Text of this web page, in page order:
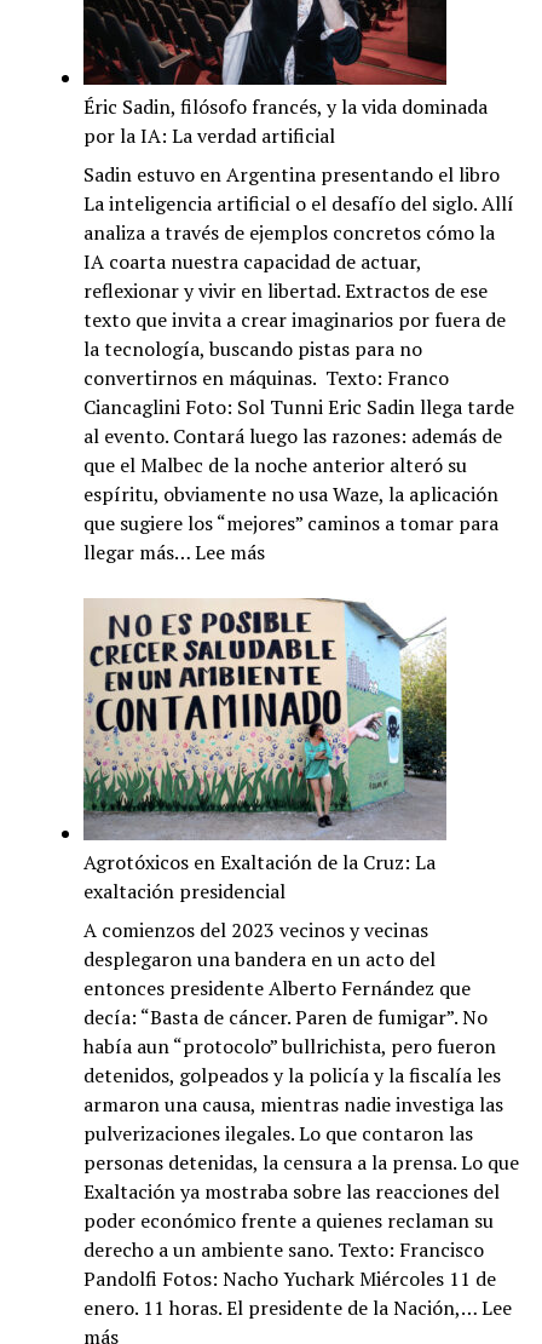
jujeñazo
Éric Sadin, filósofo francés, y la vida dominada
por la IA: La verdad artificial
Sadin estuvo en Argentina presentando el libro
La inteligencia artificial o el desafío del siglo. Allí
analiza a través de ejemplos concretos cómo la
IA coarta nuestra capacidad de actuar,
reflexionar y vivir en libertad. Extractos de ese
texto que invita a crear imaginarios por fuera de
la tecnología, buscando pistas para no
convertirnos en máquinas. Texto: Franco
Ciancaglini Foto: Sol Tunni Eric Sadin llega tarde
al evento. Contará luego las razones: además de
que el Malbec de la noche anterior alteró su
espíritu, obviamente no usa Waze, la aplicación
que sugiere los “mejores” caminos a tomar para
llegar más…Lee más:
Sadin,
filósofo
francés,
y
la
vida
dominada
por
la
IA:
La
verdad
artificial
Agrotóxicos en Exaltación de la Cruz: La
exaltación presidencial
A comienzos del 2023 vecinos y vecinas
desplegaron una bandera en un acto del
entonces presidente Alberto Fernández que
decía: “Basta de cáncer. Paren de fumigar”. No
había aun “protocolo” bullrichista, pero fueron
detenidos, golpeados y la policía y la fiscalía les
armaron una causa, mientras nadie investiga las
pulverizaciones ilegales. Lo que contaron las
personas detenidas, la censura a la prensa. Lo que
Exaltación ya mostraba sobre las reacciones del
poder económico frente a quienes reclaman su
derecho a un ambiente sano. Texto: Francisco
Pandolfi Fotos: Nacho Yuchark Miércoles 11 de
enero. 11 horas. El presidente de la Nación,…Lee
más: